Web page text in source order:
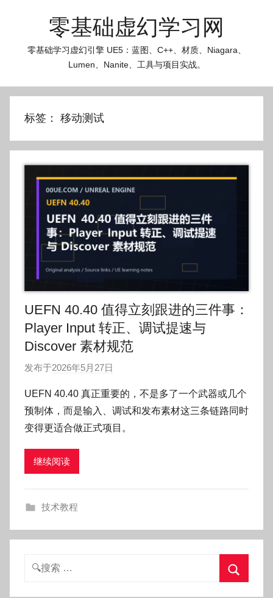
零基础虚幻学习网
零基础学习虚幻引擎 UE5：蓝图、C++、材质、Niagara、
Lumen、Nanite、工具与项目实战。
标签： 移动测试
UEFN 40.40 值得立刻跟进的三件事：
Player Input 转正、调试提速与
Discover 素材规范
发布于2026年5月27日
:
O
k
UEFN 40.40 真正重要的，不是多了一个武器或几个
预制体，而是输入、调试和发布素材这三条链路同时
变得更适合做正式项目。
继续阅读
技术教程
搜